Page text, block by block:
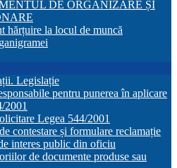
DE ORGANIZARE ȘI
hărțuire la locul de muncă
Legislație
pentru punerea în aplicare
2001
Legea 544/2001
contestare și formulare reclamație
interes public din oficiu
de documente produse sau